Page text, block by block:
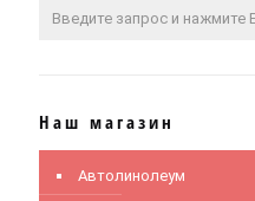
Наш магазин
Автолинолеум